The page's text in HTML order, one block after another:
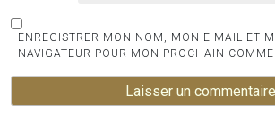
ENREGISTRER MON NOM, MON E-MAIL ET
NAVIGATEUR POUR MON PROCHAIN